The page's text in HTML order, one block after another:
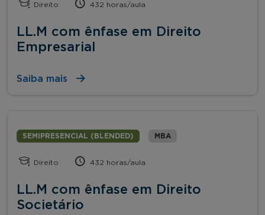
Direito 432 horas/aula
LL.M com ênfase em Direito
Empresarial
Saiba mais
SEMIPRESENCIAL (BLENDED) MBA
Direito 432 horas/aula
LL.M com ênfase em Direito
Societário